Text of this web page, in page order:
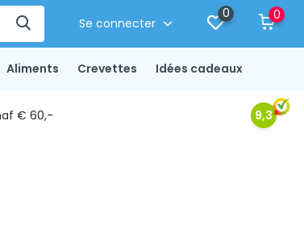
Se connecter
0 0
Aliments Crevettes Idées cadeaux
€ 60,- 9,3